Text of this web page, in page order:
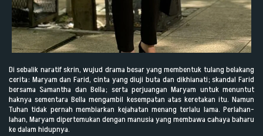
Di sebalik naratif skrin, wujud drama besar yang membentuk tulang belakang
cerita: Maryam dan Farid, cinta yang diuji buta dan dikhianati; skandal Farid
bersama Samantha dan Bella; serta perjuangan Maryam untuk menuntut
haknya sementara Bella mengambil kesempatan atas keretakan itu. Namun
Tuhan tidak pernah membiarkan kejahatan menang terlalu lama. Perlahan-
lahan, Maryam dipertemukan dengan manusia yang membawa cahaya baharu
ke dalam hidupnya.